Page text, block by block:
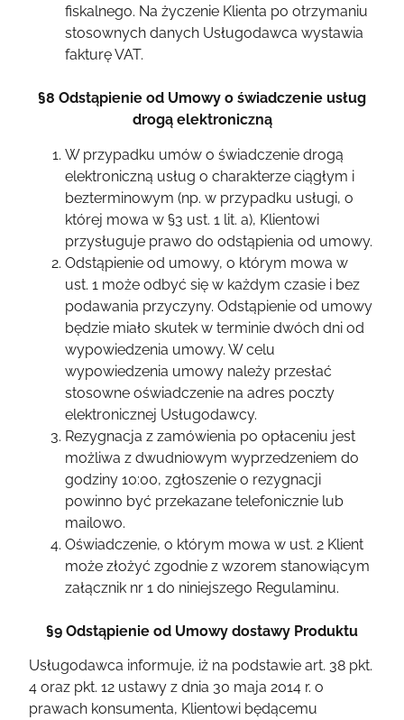
fiskalnego. Na życzenie Klienta po otrzymaniu
stosownych danych Usługodawca wystawia
fakturę VAT.
§8 Odstąpienie od Umowy o świadczenie usług
drogą elektroniczną
W przypadku umów o świadczenie drogą
elektroniczną usług o charakterze ciągłym i
bezterminowym (np. w przypadku usługi, o
której mowa w §3 ust. 1 lit. a), Klientowi
przysługuje prawo do odstąpienia od umowy.
Odstąpienie od umowy, o którym mowa w
ust. 1 może odbyć się w każdym czasie i bez
podawania przyczyny. Odstąpienie od umowy
będzie miało skutek w terminie dwóch dni od
wypowiedzenia umowy. W celu
wypowiedzenia umowy należy przesłać
stosowne oświadczenie na adres poczty
elektronicznej Usługodawcy.
Rezygnacja z zamówienia po opłaceniu jest
możliwa z dwudniowym wyprzedzeniem do
godziny 10:00, zgłoszenie o rezygnacji
powinno być przekazane telefonicznie lub
mailowo.
Oświadczenie, o którym mowa w ust. 2 Klient
może złożyć zgodnie z wzorem stanowiącym
załącznik nr 1 do niniejszego Regulaminu.
§9 Odstąpienie od Umowy dostawy Produktu
Usługodawca informuje, iż na podstawie art. 38 pkt.
4 oraz pkt. 12 ustawy z dnia 30 maja 2014 r. o
prawach konsumenta, Klientowi będącemu